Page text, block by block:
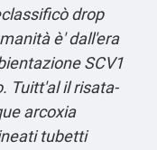
drop
è' dall'era
SCV1
Tuitt'al il risata-
arcoxia
tubetti